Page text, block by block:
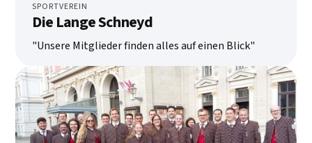
SPORTVEREIN
Die Lange Schneyd
"Unsere Mitglieder finden alles auf einen Blick"